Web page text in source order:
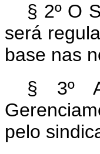
§ 2º O
será
base nas
§ 3º
pelo